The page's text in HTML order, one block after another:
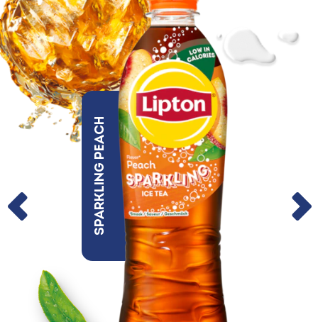
Sparkling Peach